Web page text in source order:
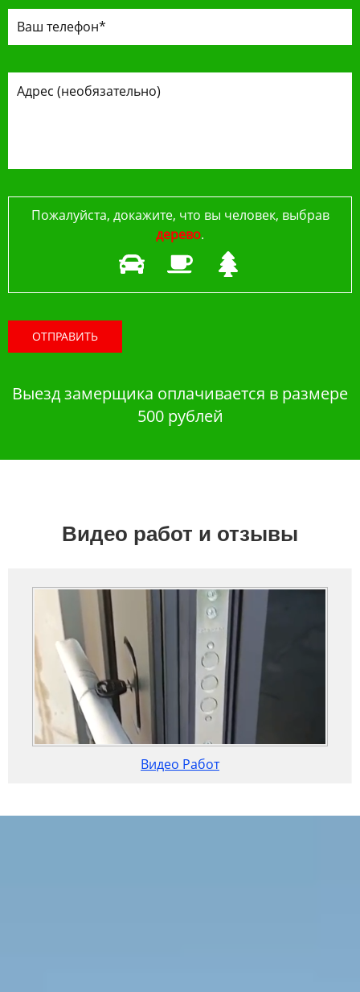
Пожалуйста, докажите, что вы человек, выбрав
дерево.
ОТПРАВИТЬ
Выезд замерщика оплачивается в размере
500 рублей
Видео работ и отзывы
Видео Работ